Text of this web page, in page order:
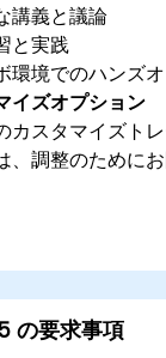
講義と議論
と実践
環境でのハンズ
イズオプション
カスタマイズト
、調整のために
の要求事項